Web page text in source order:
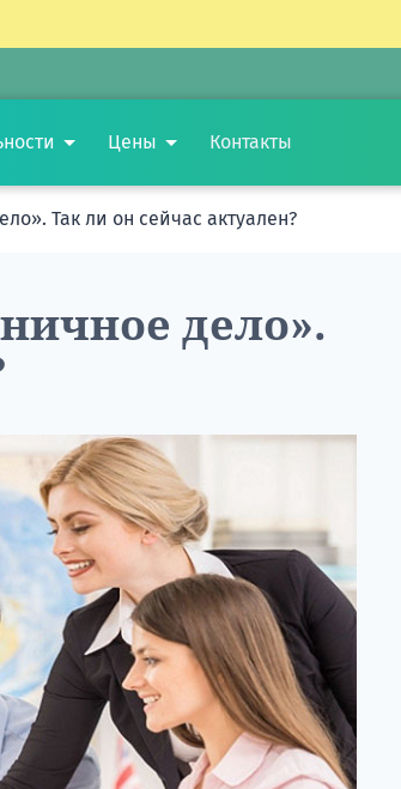
Цены Контакты
Так ли он сейчас актуален?
дело».